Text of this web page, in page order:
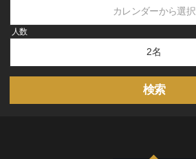
カレンダーから選択
人数
検索